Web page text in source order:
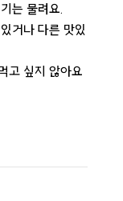
는 물려요.
거나 다른 맛있
고 싶지 않아요